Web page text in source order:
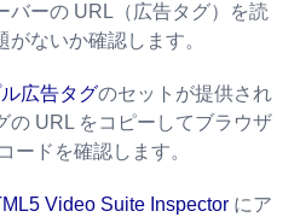
バーの URL（広告タグ）を読
ないか確認します。
広告タグのセットが提供され
の URL をコピーしてブラウザ
ードを確認します。
Video Suite Inspector にア